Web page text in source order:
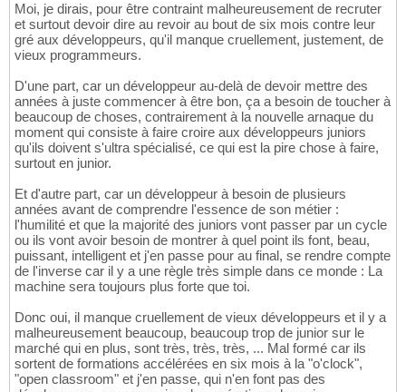
Moi, je dirais, pour être contraint malheureusement de recruter
et surtout devoir dire au revoir au bout de six mois contre leur
gré aux développeurs, qu'il manque cruellement, justement, de
vieux programmeurs.
D'une part, car un développeur au-delà de devoir mettre des
années à juste commencer à être bon, ça a besoin de toucher à
beaucoup de choses, contrairement à la nouvelle arnaque du
moment qui consiste à faire croire aux développeurs juniors
qu'ils doivent s'ultra spécialisé, ce qui est la pire chose à faire,
surtout en junior.
Et d'autre part, car un développeur à besoin de plusieurs
années avant de comprendre l'essence de son métier :
l'humilité et que la majorité des juniors vont passer par un cycle
ou ils vont avoir besoin de montrer à quel point ils font, beau,
puissant, intelligent et j'en passe pour au final, se rendre compte
de l'inverse car il y a une règle très simple dans ce monde : La
machine sera toujours plus forte que toi.
Donc oui, il manque cruellement de vieux développeurs et il y a
malheureusement beaucoup, beaucoup trop de junior sur le
marché qui en plus, sont très, très, très, ... Mal formé car ils
sortent de formations accélérées en six mois à la "o'clock",
"open classroom" et j'en passe, qui n'en font pas des